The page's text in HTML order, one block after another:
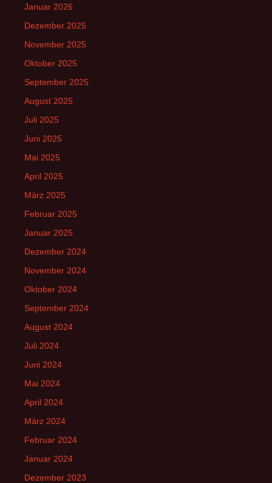
Januar 2026
Dezember 2025
November 2025
Oktober 2025
September 2025
August 2025
Juli 2025
Juni 2025
Mai 2025
April 2025
März 2025
Februar 2025
Januar 2025
Dezember 2024
November 2024
Oktober 2024
September 2024
August 2024
Juli 2024
Juni 2024
Mai 2024
April 2024
März 2024
Februar 2024
Januar 2024
Dezember 2023